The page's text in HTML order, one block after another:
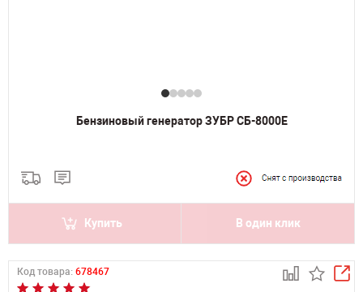
Бензиновый генератор ЗУБР СБ-8000Е
Купить В один клик
Код товара: 678467